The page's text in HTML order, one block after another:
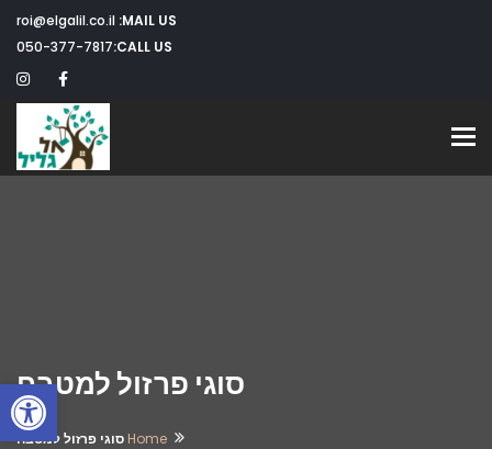
MAIL US:
CALL US:
050-377-7817
Toggle navigation
סוגי פרזול למטבח
Home סוגי פרזול למטבח